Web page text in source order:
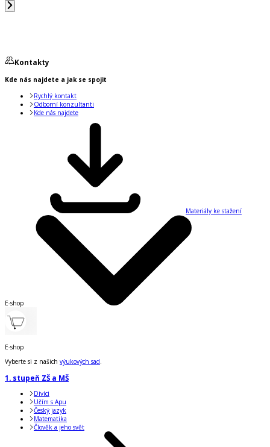
Kontakty
Kde nás najdete a jak se spojit
Rychlý kontakt
Odborní konzultanti
Kde nás najdete
Materiály ke stažení
E-shop
E-shop
Vyberte si z našich výukových sad.
1. stupeň ZŠ a MŠ
Divíci
Učím s Apu
Český jazyk
Matematika
Člověk a jeho svět